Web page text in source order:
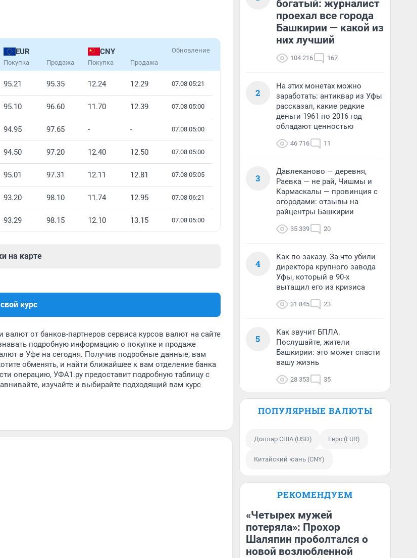
EUR
Покупка Продажа
CNY
Покупка Продажа
Обновление
95.21 95.35 12.24 12.29 07.08 05:21
95.10 96.60 11.70 12.39 07.08 05:00
94.95 97.65 - - 07.08 05:00
94.50 97.20 12.40 12.50 07.08 05:00
95.01 97.31 12.11 12.81 07.08 05:05
93.20 98.10 11.74 12.95 07.08 06:21
93.29 98.15 12.10 13.15 07.08 05:00
на карте
курс
от банков-партнеров сервиса курсов валют на сайте
подробную информацию о покупке и продаже
в Уфе на сегодня. Получив подробные данные, вам
обменять, и найти ближайшее к вам отделение банка
операцию, УФА1.ру предоставит подробную таблицу с
изучайте и выбирайте подходящий вам курс
богатый: журналист
проехал все города
Башкирии — какой из
них лучший
104 216 167
2
На этих монетах можно
заработать: антиквар из Уфы
рассказал, какие редкие
деньги 1961 по 2016 год
обладают ценностью
46 716 11
3
Давлеканово — деревня,
Раевка — не рай, Чишмы и
Кармаскалы — провинция с
огородами: отзывы на
райцентры Башкирии
35 339 20
4
Как по заказу. За что убили
директора крупного завода
Уфы, который в 90-х
вытащил его из кризиса
31 845 23
5
Как звучит БПЛА.
Послушайте, жители
Башкирии: это может спасти
вашу жизнь
28 353 35
ПОПУЛЯРНЫЕ ВАЛЮТЫ
Доллар США (USD) Евро (EUR)
Китайский юань (CNY)
РЕКОМЕНДУЕМ
«Четырех мужей
потеряла»: Прохор
Шаляпин проболтался о
новой возлюбленной